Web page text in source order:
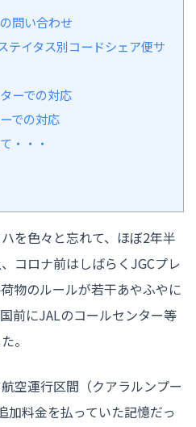
問い合わせ
テイタス別コードシェア便サ
ーでの対応
での対応
・・・
を色々と忘れて、ほぼ2年半
コロナ前はしばらくJGCプレ
物のルールが若干あやふやに
前にJALのコールセンター等
。
空運行区間（クアラルンプー
加料金を払っていた記憶だっ